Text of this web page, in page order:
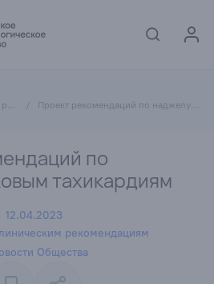
Комитет по клиническим рекомендациям / Проект рекомендаций по наджелудочковым тахикардиям
по
тахикардиям
12.04.2023
рекомендациям
Общества